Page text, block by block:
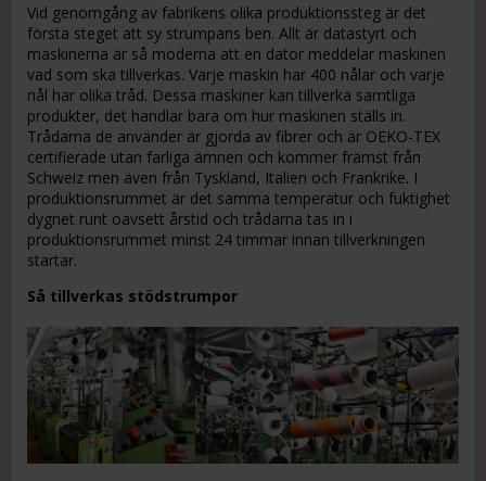
Vid genomgång av fabrikens olika produktionssteg är det
första steget att sy strumpans ben. Allt är datastyrt och
maskinerna är så moderna att en dator meddelar maskinen
vad som ska tillverkas. Varje maskin har 400 nålar och varje
nål har olika tråd. Dessa maskiner kan tillverka samtliga
produkter, det handlar bara om hur maskinen ställs in.
Trådarna de använder är gjorda av fibrer och är OEKO-TEX
certifierade utan farliga ämnen och kommer främst från
Schweiz men även från Tyskland, Italien och Frankrike. I
produktionsrummet är det samma temperatur och fuktighet
dygnet runt oavsett årstid och trådarna tas in i
produktionsrummet minst 24 timmar innan tillverkningen
startar.
Så tillverkas stödstrumpor